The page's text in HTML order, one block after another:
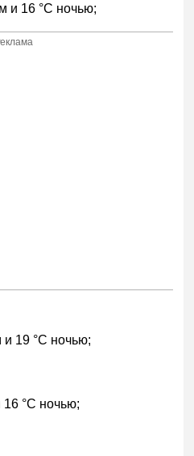
и 16 °C ночью;
19 °C ночью;
°C ночью;